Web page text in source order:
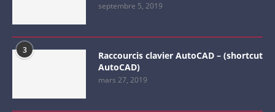
septembre 5, 2019
3
Raccourcis clavier AutoCAD – (shortcut
AutoCAD)
mars 27, 2019